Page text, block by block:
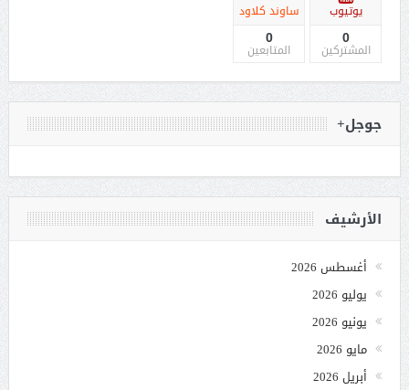
يوتيوب
0
المشتركين
ساوند كلاود
0
المتابعين
جوجل+
الأرشيف
أغسطس 2026
يوليو 2026
يونيو 2026
مايو 2026
أبريل 2026